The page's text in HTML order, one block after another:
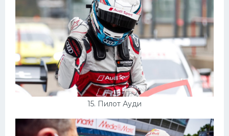
15. Пилот Ауди